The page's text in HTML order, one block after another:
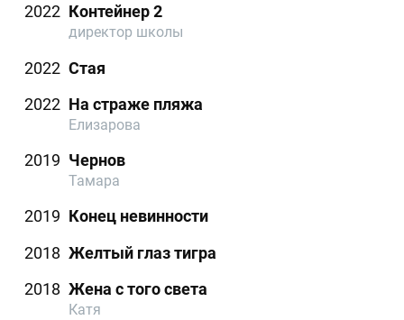
2022 Контейнер 2
директор школы
2022 Стая
2022 На страже пляжа
Елизарова
2019 Чернов
Тамара
2019 Конец невинности
2018 Желтый глаз тигра
2018 Жена с того света
Катя